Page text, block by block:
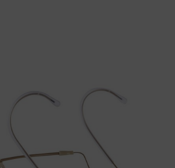
su 82 valutazioni dei clienti